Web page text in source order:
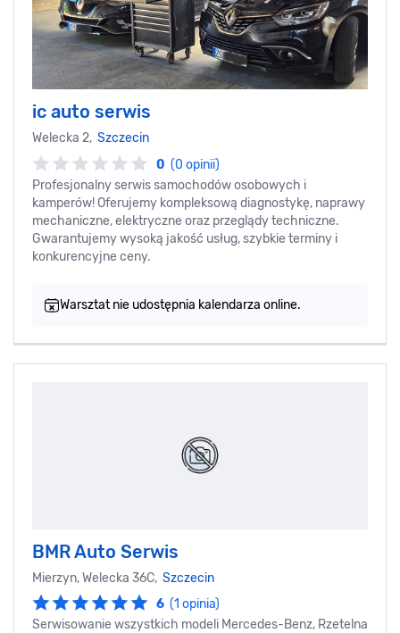
ic auto serwis
Welecka 2, Szczecin
0 (0 opinii)
Profesjonalny serwis samochodów osobowych i
kamperów! Oferujemy kompleksową diagnostykę, naprawy
mechaniczne, elektryczne oraz przeglądy techniczne.
Gwarantujemy wysoką jakość usług, szybkie terminy i
konkurencyjne ceny.
Warsztat nie udostępnia kalendarza online.
BMR Auto Serwis
Mierzyn, Welecka 36C, Szczecin
6 (1 opinia)
Serwisowanie wszystkich modeli Mercedes-Benz, Rzetelna